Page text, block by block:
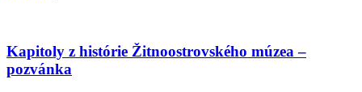
Kapitoly z histórie Žitnoostrovského múzea –
pozvánka